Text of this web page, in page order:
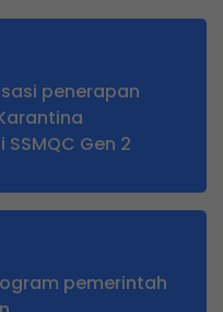
penerapan
Gen 2
pemerintah